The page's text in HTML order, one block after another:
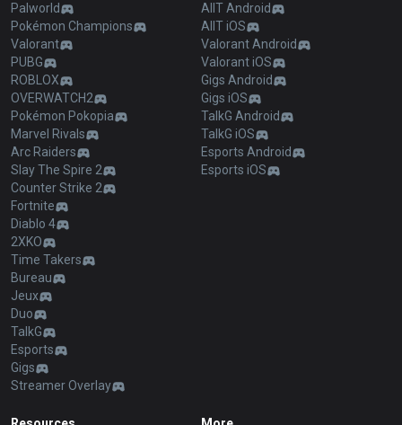
Palworld
Pokémon Champions
Valorant
PUBG
ROBLOX
OVERWATCH2
Pokémon Pokopia
Marvel Rivals
Arc Raiders
Slay The Spire 2
Counter Strike 2
Fortnite
Diablo 4
2XKO
Time Takers
Bureau
Jeux
Duo
TalkG
Esports
Gigs
Streamer Overlay
AllT Android
AllT iOS
Valorant Android
Valorant iOS
Gigs Android
Gigs iOS
TalkG Android
TalkG iOS
Esports Android
Esports iOS